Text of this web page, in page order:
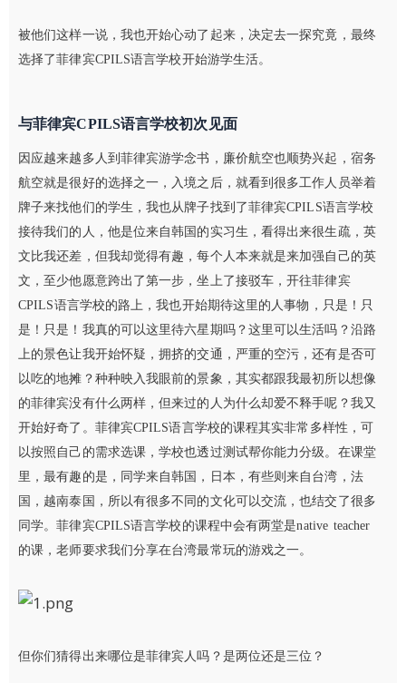
被他们这样一说，我也开始心动了起来，决定去一探究竟，最终
选择了菲律宾CPILS语言学校开始游学生活。
与菲律宾CPILS语言学校初次见面
因应越来越多人到菲律宾游学念书，廉价航空也顺势兴起，宿务
航空就是很好的选择之一，入境之后，就看到很多工作人员举着
牌子来找他们的学生，我也从牌子找到了菲律宾CPILS语言学校
接待我们的人，他是位来自韩国的实习生，看得出来很生疏，英
文比我还差，但我却觉得有趣，每个人本来就是来加强自己的英
文，至少他愿意跨出了第一步，坐上了接驳车，开往菲律宾
CPILS语言学校的路上，我也开始期待这里的人事物，只是！只
是！只是！我真的可以这里待六星期吗？这里可以生活吗？沿路
上的景色让我开始怀疑，拥挤的交通，严重的空污，还有是否可
以吃的地摊？种种映入我眼前的景象，其实都跟我最初所以想像
的菲律宾没有什么两样，但来过的人为什么却爱不释手呢？我又
开始好奇了。菲律宾CPILS语言学校的课程其实非常多样性，可
以按照自己的需求选课，学校也透过测试帮你能力分级。在课堂
里，最有趣的是，同学来自韩国，日本，有些则来自台湾，法
国，越南泰国，所以有很多不同的文化可以交流，也结交了很多
同学。菲律宾CPILS语言学校的课程中会有两堂是native teacher
的课，老师要求我们分享在台湾最常玩的游戏之一。
但你们猜得出来哪位是菲律宾人吗？是两位还是三位？